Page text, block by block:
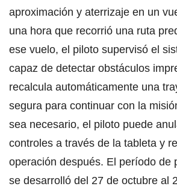
aproximación y aterrizaje en un
una hora que recorrió una ruta
ese vuelo, el piloto supervisó el
capaz de detectar obstáculos
recalcula automáticamente una
segura para continuar con la
sea necesario, el piloto puede
controles a través de la tableta y
operación después. El período de
se desarrolló del 27 de octubre al